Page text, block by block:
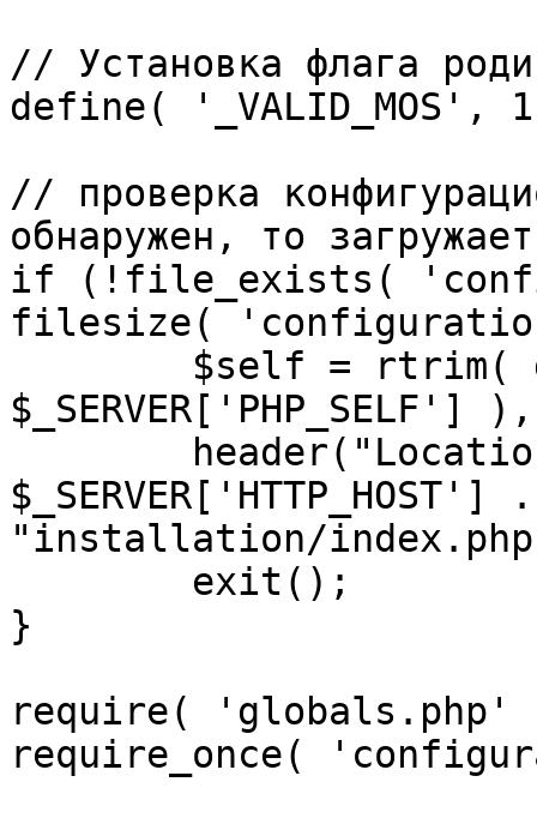
// Установка флага
define( '_VALID_MOS',
// проверка
обнаружен, то
if (!file_exists(
filesize(
"installation/
}
require(
require_once(